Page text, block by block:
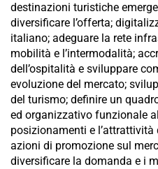
destinazioni turistiche
diversificare l’offerta;
italiano; adeguare la rete
mobilità e l’intermodalità;
dell’ospitalità e sviluppare
evoluzione del mercato;
del turismo; definire un
ed organizzativo funzionale
posizionamenti e
azioni di promozione sul
diversificare la domanda e i